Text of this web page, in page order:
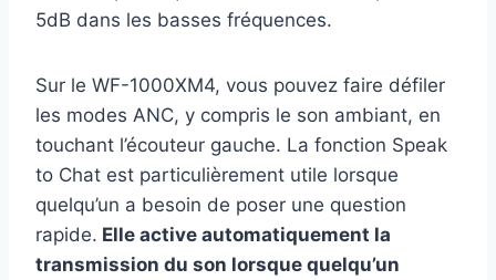
5dB dans les basses fréquences.
Sur le WF-1000XM4, vous pouvez faire défiler
les modes ANC, y compris le son ambiant, en
touchant l’écouteur gauche. La fonction Speak
to Chat est particulièrement utile lorsque
quelqu’un a besoin de poser une question
rapide. Elle active automatiquement la
transmission du son lorsque quelqu’un